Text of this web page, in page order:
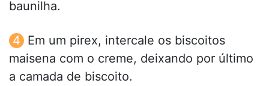
baunilha.
Em um pirex, intercale os biscoitos
maisena com o creme, deixando por último
a camada de biscoito.